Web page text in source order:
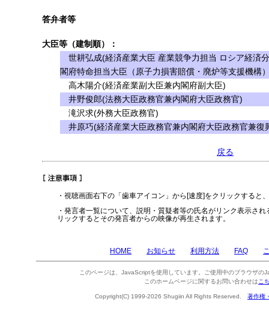
答弁者等
大臣等（建制順）：
世耕弘成(経済産業大臣 産業競争力担当 ロシア経済
閣府特命担当大臣（原子力損害賠償・廃炉等支援機構
高木陽介(経済産業副大臣兼内閣府副大臣)
井野俊郎(法務大臣政務官兼内閣府大臣政務官)
滝沢求(外務大臣政務官)
井原巧(経済産業大臣政務官兼内閣府大臣政務官兼復
戻る
・視聴画面右下の「歯車アイコン」から[速度]をクリックすると
・発言者一覧について、説明・質疑者等の氏名がリンク表示さ
リックするとその発言者からの映像が再生されます。
HOME お知らせ 利用方法 FAQ
このページは、JavaScriptを使用しています。ご使用中のブラウザの
このホームページに関するお問い合わせは こ
Copyright(C) 1999-2026 Shugiin All Rights Reserved. 著作権